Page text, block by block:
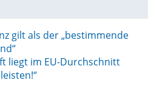
gilt als der „bestimmende
liegt im EU-Durchschnitt